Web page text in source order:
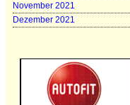
November 2021
Dezember 2021